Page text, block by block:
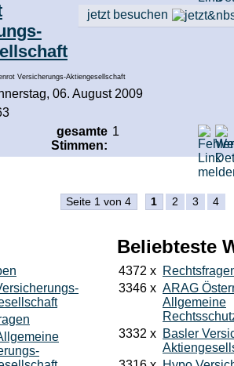
jetzt besuchen
Versicherungs-Aktiengesellschaft
06. August 2009
gesamte
Stimmen:
1
Seite 1 von 4 1 2 3 4
Beliebteste
4372 x
3346 x ARAG
Allgemeine
3332 x Basler